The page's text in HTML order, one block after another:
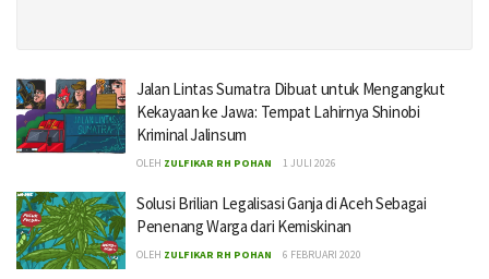
Jalan Lintas Sumatra Dibuat untuk Mengangkut
Kekayaan ke Jawa: Tempat Lahirnya Shinobi
Kriminal Jalinsum
OLEH ZULFIKAR RH POHAN 1 JULI 2026
Solusi Brilian Legalisasi Ganja di Aceh Sebagai
Penenang Warga dari Kemiskinan
OLEH ZULFIKAR RH POHAN 6 FEBRUARI 2020